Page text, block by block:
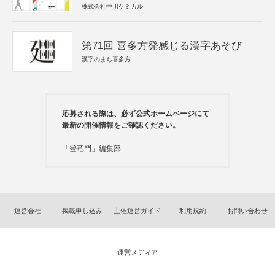
株式会社中川ケミカル
第71回 喜多方発感じる漢字あそび
漢字のまち喜多方
応募される際は、必ず公式ホームページにて
最新の開催情報をご確認ください。
「登竜門」編集部
運営会社 掲載申し込み 主催運営ガイド 利用規約 お問い合わせ
運営メディア